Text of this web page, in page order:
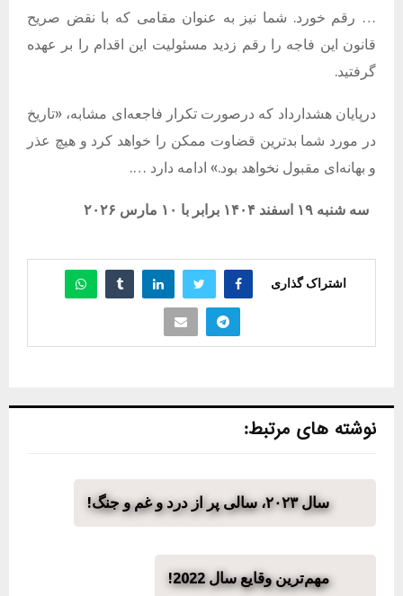
… رقم خورد. شما نیز به عنوان مقامی که با نقض صریح
قانون این فاجه را رقم زدید مسئولیت این اقدام را بر عهده
گرفتید.
درپایان هشدارداد که درصورت تکرار فاجعه‌ای مشابه، «تاریخ
در مورد شما بدترین قضاوت ممکن را خواهد کرد و هیچ عذر
و بهانه‌ای مقبول نخواهد بود.» ادامه دارد ….
سه شنبه ۱۹ اسفند ۱۴۰۴ برابر با ۱۰ مارس ۲۰۲۶
اشتراک گذاری
نوشته های مرتبط:
سال ۲۰۲۳، سالی پر از درد و غم و جنگ!
مهم‌ترین وقایع سال 2022!